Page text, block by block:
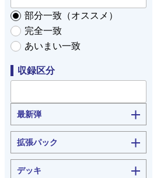
部分一致（オススメ）
完全一致
あいまい一致
収録区分
最新弾
拡張パック
デッキ